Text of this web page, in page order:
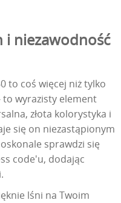
i niezawodność
to coś więcej niż tylko
to wyrazisty element
złota kolorystyka i
się on niezastąpionym
sprawdzi się
code'u, dodając
lśni na Twoim